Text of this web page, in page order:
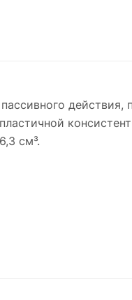
действия,
см³.